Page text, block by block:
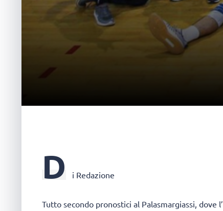
D i Redazione
Tutto secondo pronostici al Palasmargiassi, dove l’